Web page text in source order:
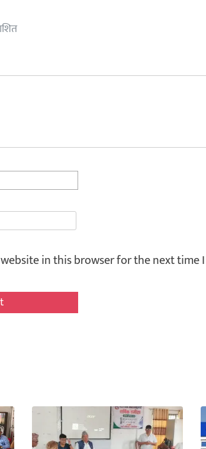
in this browser for the next time